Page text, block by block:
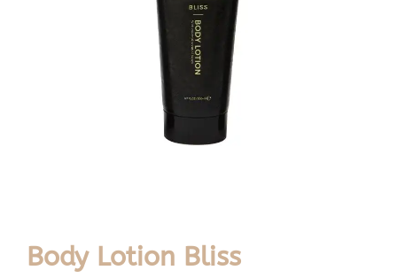
Body Lotion Bliss